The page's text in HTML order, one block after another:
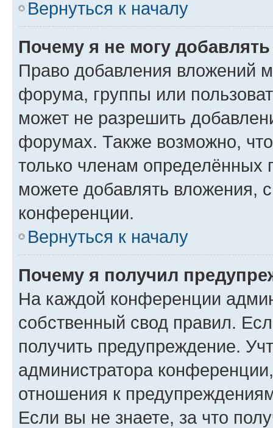
Вернуться к началу
Почему я не могу
Право добавления вложений
форума, группы или
может не разрешить
форумах. Также возможно,
только членам определённых
можете добавлять вложения,
конференции.
Вернуться к началу
Почему я получил
На каждой конференции
собственный свод правил.
получить предупреждение.
администратора
отношения к
Если вы не знаете, за что